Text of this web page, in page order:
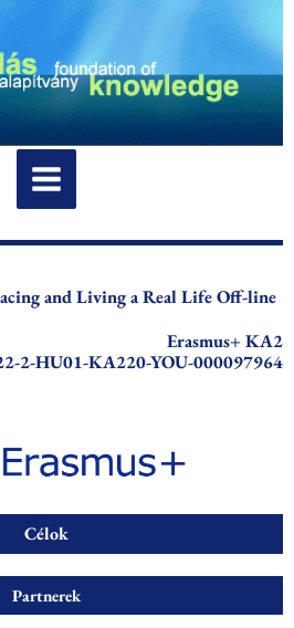
and Living a Real Life Off-line
Erasmus+ KA2
2-HU01-KA220-YOU-000097964
Célok
Partnerek